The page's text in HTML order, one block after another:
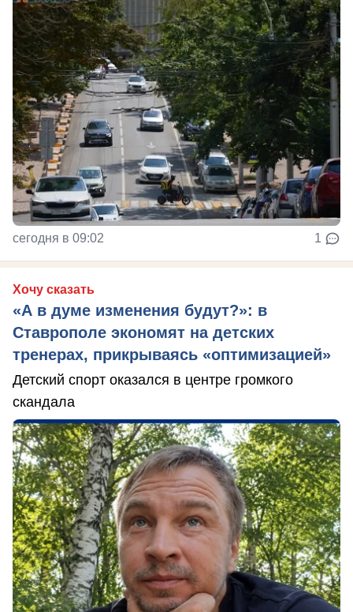
сегодня в 09:02 1
Хочу сказать
«А в думе изменения будут?»: в
Ставрополе экономят на детских
тренерах, прикрываясь «оптимизацией»
Детский спорт оказался в центре громкого
скандала